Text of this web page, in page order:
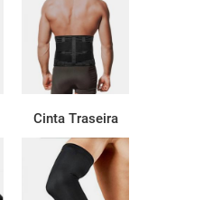
Cinta Traseira